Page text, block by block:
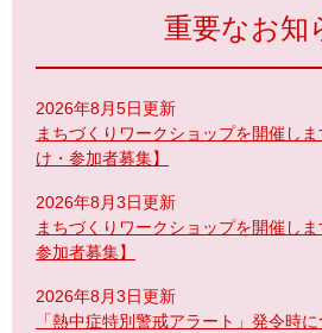
重要なお知
2026年8月5日更新
まちづくりワークショップを開催し
け・参加者募集】
2026年8月3日更新
まちづくりワークショップを開催し
参加者募集】
2026年8月3日更新
「熱中症特別警戒アラート」発令時